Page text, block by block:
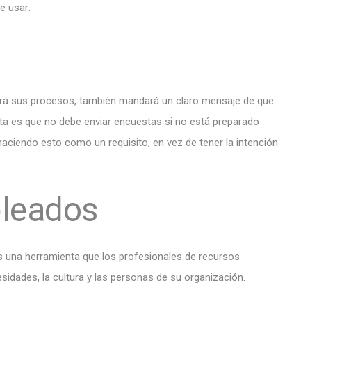
usar:
sus procesos, también mandará un claro mensaje de que
es que no debe enviar encuestas si no está preparado
esto como un requisito, en vez de tener la intención
una herramienta que los profesionales de recursos
la cultura y las personas de su organización.